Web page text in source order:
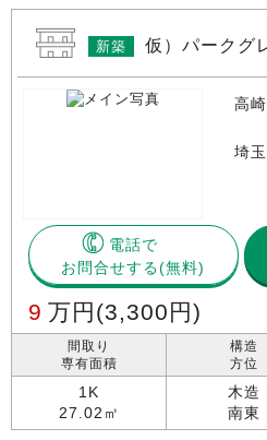
新築 仮）パーク
高
埼
電話で
お問合せする
9 万円 (3,300円)
間取り
専有面積
1K
27.02㎡
構造
方位
木造
南東